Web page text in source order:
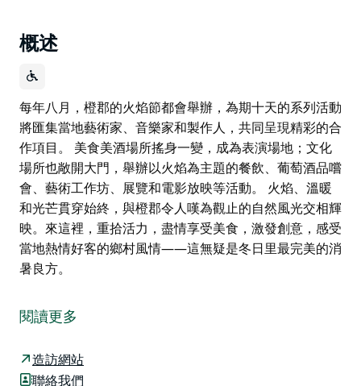
概述
每年八月，橙郡的火焰節都會舉辦，為期十天的系列活動
將匯集當地藝術家、音樂家和製作人，共同呈現精彩的合
作項目。 美食美酒場所搖身一變，成為表演場地；文化
場所也敞開大門，舉辦以火焰為主題的餐飲、葡萄酒品嚐
會、藝術工作坊、展覽和電影放映等活動。 火焰、溫暖
和光芒貫穿始終，與橙郡令人嘆為觀止的自然風光交相輝
映。來這裡，重拾活力，盡情享受美食，激發創意，感受
當地熱情好客的鄉村風情——這無疑是冬日里最完美的消
暑良方。
將匯集當地藝術家、音樂家和製作人，共同呈現精彩的合
作項目。
美食美酒場所搖身一變，成為表演場地；文化場所也敞開
大門，舉辦以火焰為主題的餐飲、葡萄酒品嚐會、藝術工
閱讀更多
造訪網站
聯絡我們